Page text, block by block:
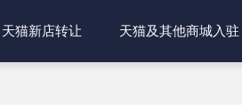
天猫新店转让 天猫及其他商城入驻